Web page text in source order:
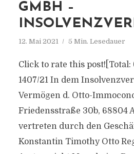
GMBH –
12. Mai 2021 5 Min. Lesedauer
Click to rate this post![Total:
1407/21 In dem
Vermögen d. Otto-
Friedensstraße 30b, 68804
vertreten durch den
Konstantin Timothy Otto